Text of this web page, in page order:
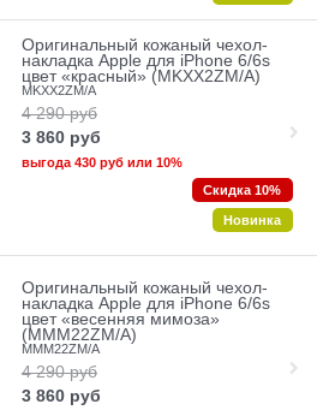
Оригинальный кожаный чехол-
накладка Apple для iPhone 6/6s
цвет «красный» (MKXX2ZM/A)
MKXX2ZM/A
4 290 руб
3 860 руб
выгода 430 рубили 10%
Скидка 10%
Новинка
Оригинальный кожаный чехол-
накладка Apple для iPhone 6/6s
цвет «весенняя мимоза»
(MMM22ZM/A)
MMM22ZM/A
4 290 руб
3 860 руб